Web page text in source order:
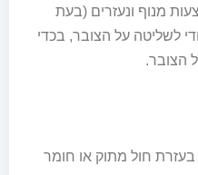
מנוף ונעזרים (בעת
לשליטה על הצובר, בכדי
הצובר.
בעזרת חול מתוק או חומר